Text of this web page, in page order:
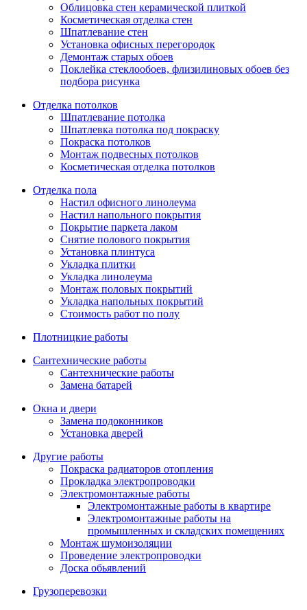
Облицовка стен керамической плиткой
Косметическая отделка стен
Шпатлевание стен
Установка офисных перегородок
Демонтаж старых обоев
Поклейка стеклообоев, флизилиновых обоев без
подбора рисунка
Отделка потолков
Шпатлевание потолка
Шпатлевка потолка под покраску
Покраска потолков
Монтаж подвесных потолков
Косметическая отделка потолков
Отделка пола
Настил офисного линолеума
Настил напольного покрытия
Покрытие паркета лаком
Снятие полового покрытия
Установка плинтуса
Укладка плитки
Укладка линолеума
Монтаж половых покрытий
Укладка напольных покрытий
Стоимость работ по полу
Плотницкие работы
Сантехнические работы
Сантехнические работы
Замена батарей
Окна и двери
Замена подоконников
Установка дверей
Другие работы
Покраска радиаторов отопления
Прокладка электропроводки
Электромонтажные работы
Электромонтажные работы в квартире
Электромонтажные работы на
промышленных и складских помещениях
Монтаж шумоизоляции
Проведение электропроводки
Доска обьявлений
Грузоперевозки